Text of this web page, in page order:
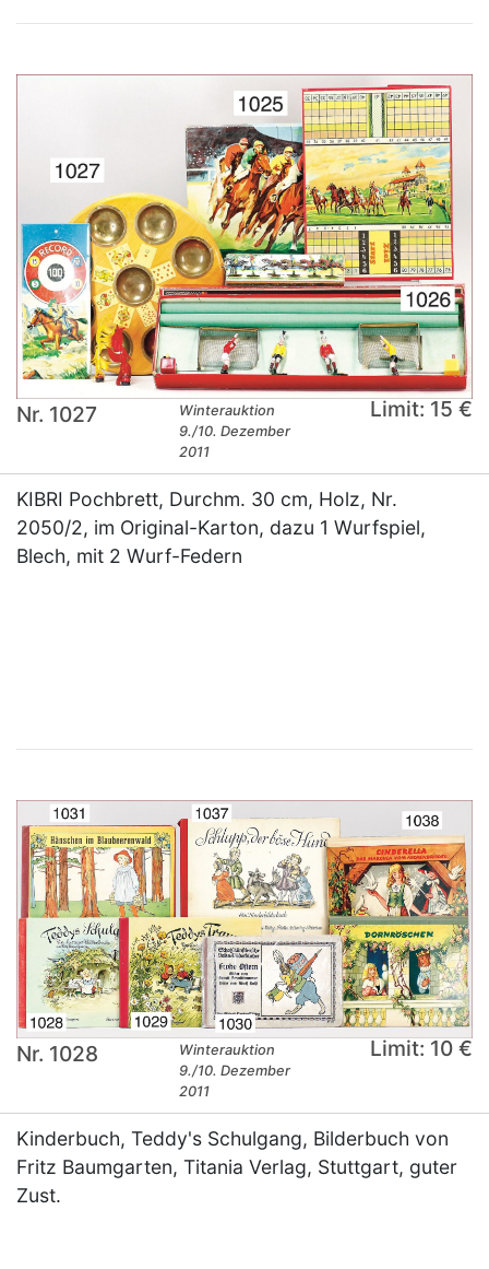
Nr. 1027
Winterauktion
9./10. Dezember
2011
Limit: 15 €
KIBRI Pochbrett, Durchm. 30 cm, Holz, Nr.
2050/2, im Original-Karton, dazu 1 Wurfspiel,
Blech, mit 2 Wurf-Federn
Nr. 1028
Winterauktion
9./10. Dezember
2011
Limit: 10 €
Kinderbuch, Teddy's Schulgang, Bilderbuch von
Fritz Baumgarten, Titania Verlag, Stuttgart, guter
Zust.